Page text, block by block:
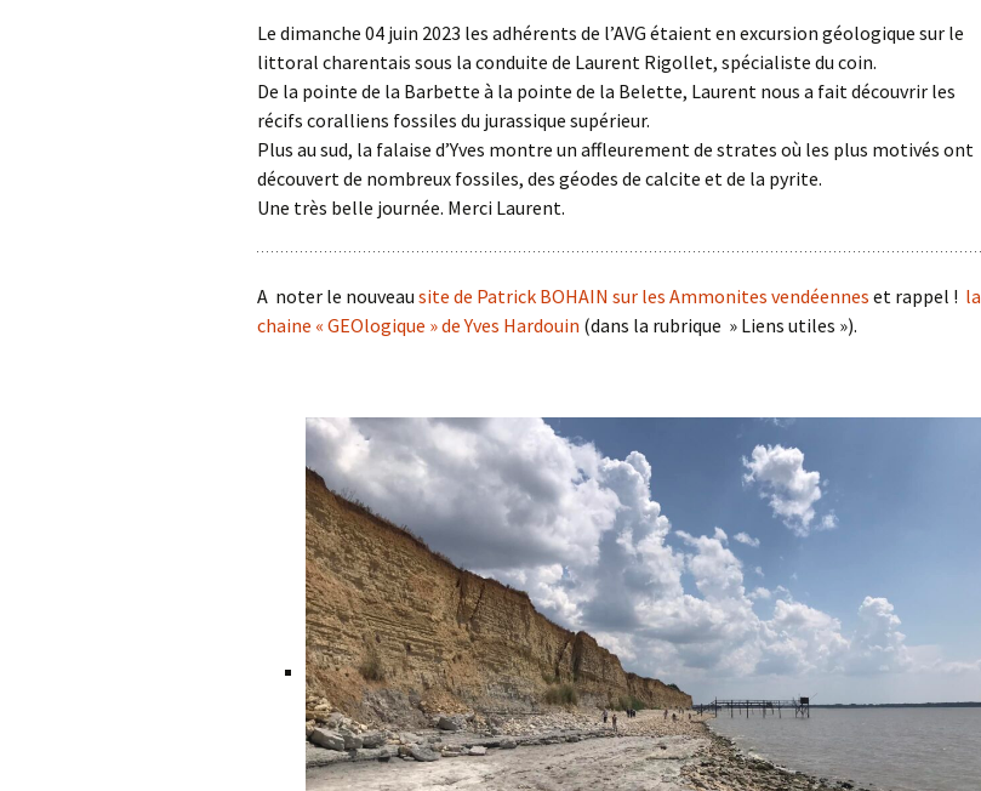
Conférences
Expositions,
Conférences…
Diaporamas
Echelles des temps
…
Le dimanche 04 juin 2023 les adhérents de l’AVG étaient en excursion géologique sur le
littoral charentais sous la conduite de Laurent Rigollet, spécialiste du coin.
De la pointe de la Barbette à la pointe de la Belette, Laurent nous a fait découvrir les
récifs coralliens fossiles du jurassique supérieur.
Plus au sud, la falaise d’Yves montre un affleurement de strates où les plus motivés ont
découvert de nombreux fossiles, des géodes de calcite et de la pyrite.
Une très belle journée. Merci Laurent.
A noter le nouveau site de Patrick BOHAIN sur les Ammonites vendéennes et rappel ! la
chaine « GEOlogique » de Yves Hardouin (dans la rubrique » Liens utiles »).